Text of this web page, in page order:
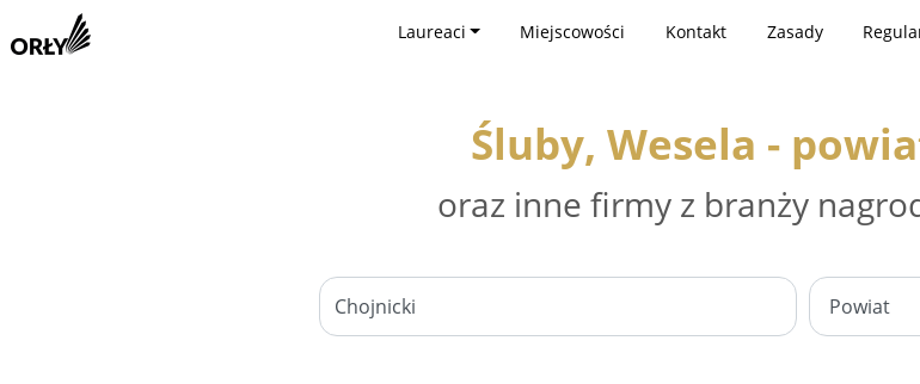
Laureaci Miejscowości Kontakt Zasady
Śluby, Wesela -
oraz inne firmy z branży